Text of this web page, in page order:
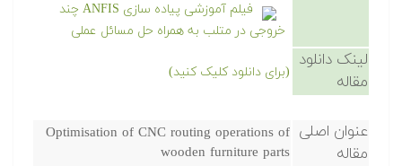
فیلم آموزشی پیاده سازی ANFIS چند
خروجی در متلب به همراه حل مسائل عملی
لینک دانلود
مقاله
(برای دانلود کلیک کنید)
عنوان اصلی
مقاله
Optimisation of CNC routing operations of
wooden furniture parts